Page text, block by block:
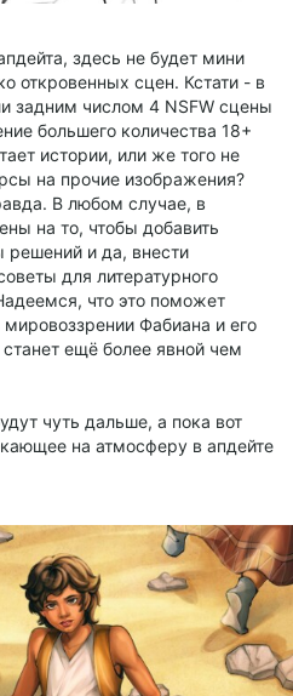
здесь не будет мини
откровенных сцен. Кстати - в
задним числом 4 NSFW сцены
большего количества 18+
истории, или же того не
на прочие изображения?
В любом случае, в
на то, чтобы добавить
решений и да, внести
для литературного
что это поможет
Фабиана и его
ещё более явной чем
чуть дальше, а пока вот
на атмосферу в апдейте